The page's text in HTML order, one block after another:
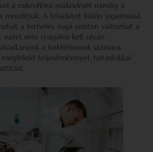
a mikroflóra működését mindig a
mozdítjuk. A feladatot külön izgalmassá
a terhelés, napi szinten változhat a
ezért erre reagálva kell olyan
a baktériumok számára,
teljesítménnyel, hatásfokkal